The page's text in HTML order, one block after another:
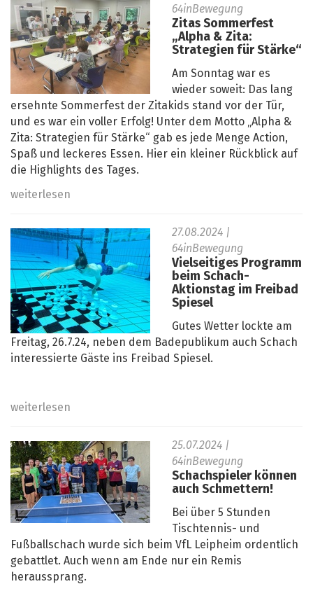
64inBewegung
Zitas Sommerfest
„Alpha & Zita:
Strategien für Stärke“
Am Sonntag war es
wieder soweit: Das lang
ersehnte Sommerfest der Zitakids stand vor der Tür,
und es war ein voller Erfolg! Unter dem Motto „Alpha &
Zita: Strategien für Stärke“ gab es jede Menge Action,
Spaß und leckeres Essen. Hier ein kleiner Rückblick auf
die Highlights des Tages.
weiterlesen
27.08.2024 |
64inBewegung
Vielseitiges Programm
beim Schach-
Aktionstag im Freibad
Spiesel
Gutes Wetter lockte am
Freitag, 26.7.24, neben dem Badepublikum auch Schach
interessierte Gäste ins Freibad Spiesel.
weiterlesen
25.07.2024 |
64inBewegung
Schachspieler können
auch Schmettern!
Bei über 5 Stunden
Tischtennis- und
Fußballschach wurde sich beim VfL Leipheim ordentlich
gebattlet. Auch wenn am Ende nur ein Remis
heraussprang.